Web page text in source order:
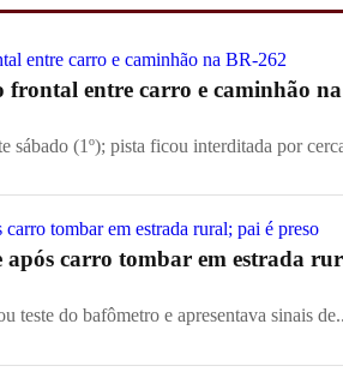
frontal entre carro e caminhão
sábado (1º); pista ficou interditada por
carro tombar em estrada
teste do bafômetro e apresentava sinais